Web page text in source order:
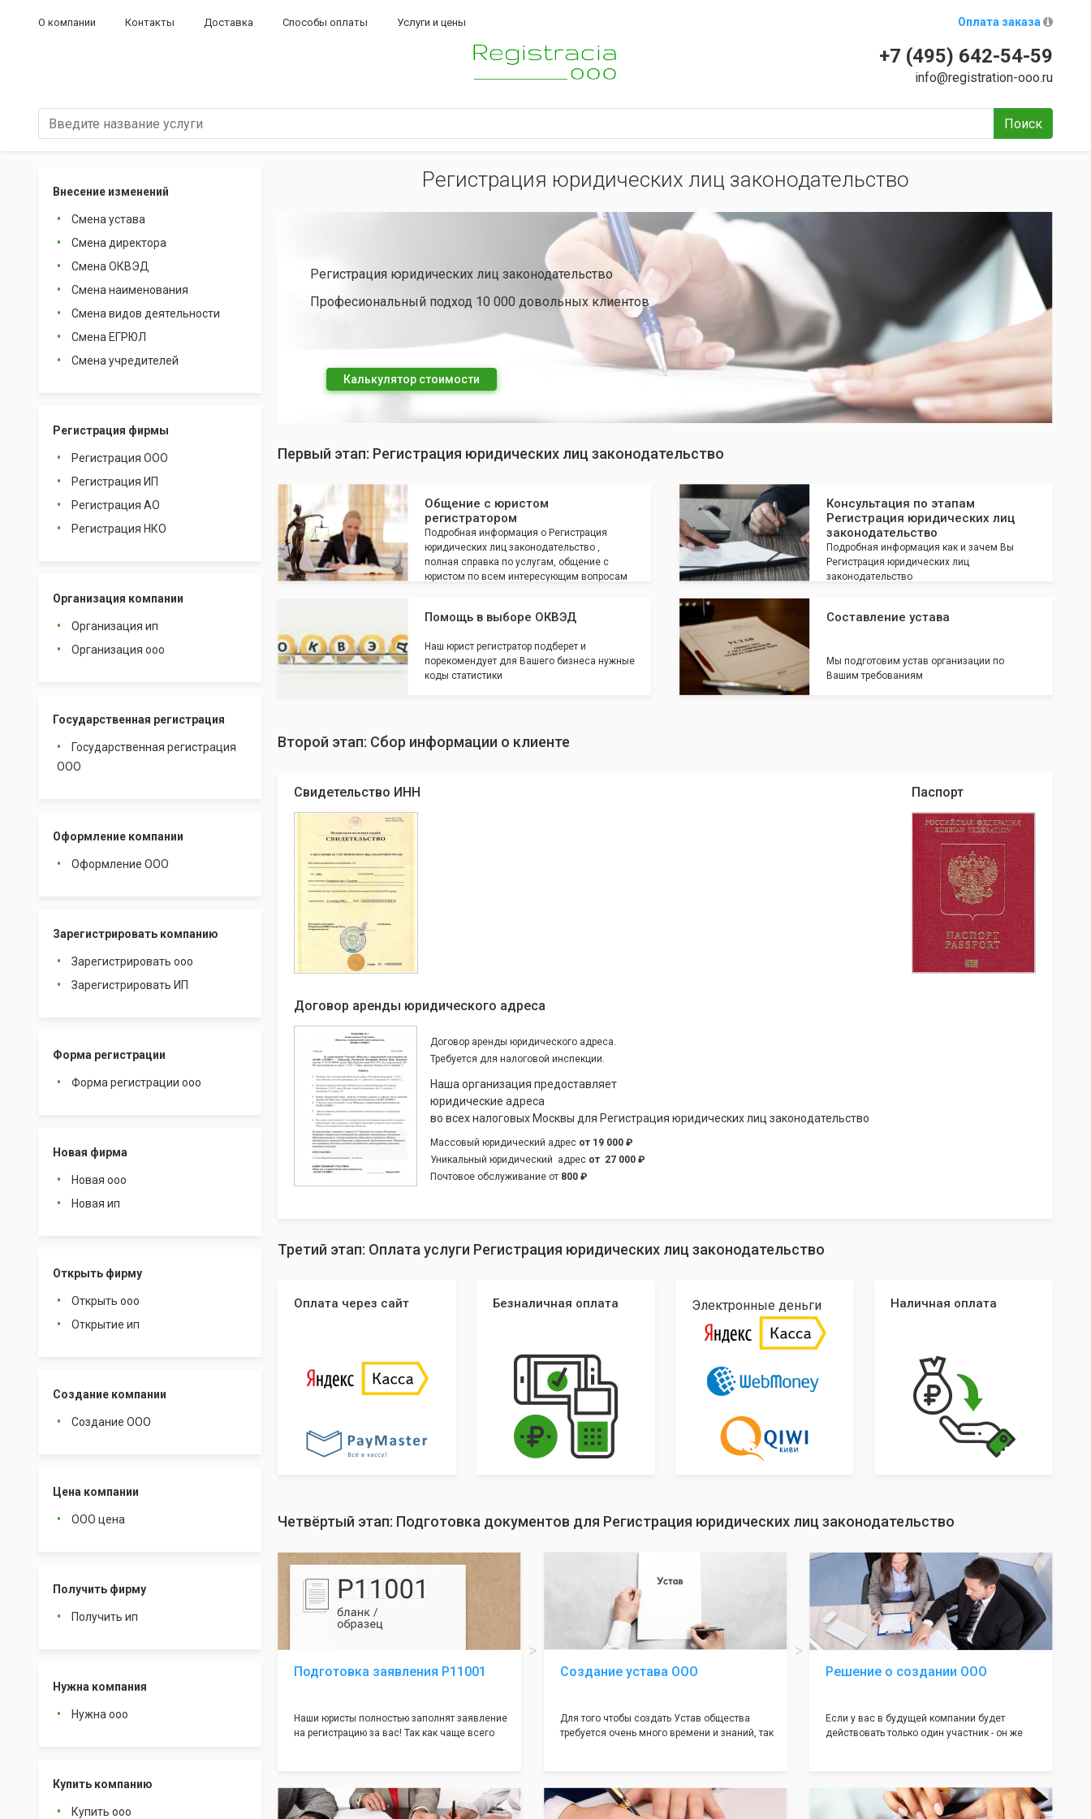
О компании Контакты Доставка Способы оплаты Услуги и цены Оплата заказа
+7 (495) 642-54-59
info@registration-ooo.ru
Поиск
Внесение изменений
Смена устава
Смена директора
Смена ОКВЭД
Смена наименования
Смена видов деятельности
Смена ЕГРЮЛ
Смена учредителей
Регистрация фирмы
Регистрация ООО
Регистрация ИП
Регистрация АО
Регистрация НКО
Организация компании
Организация ип
Организация ооо
Государственная регистрация
Государственная регистрация
ООО
Оформление компании
Оформление ООО
Зарегистрировать компанию
Зарегистрировать ооо
Зарегистрировать ИП
Форма регистрации
Форма регистрации ооо
Новая фирма
Новая ооо
Новая ип
Открыть фирму
Открыть ооо
Открытие ип
Создание компании
Создание ООО
Цена компании
ООО цена
Получить фирму
Получить ип
Нужна компания
Нужна ооо
Купить компанию
Купить ооо
Регистрация юридических лиц законодательство
Регистрация юридических лиц законодательство
Професиональный подход 10 000 довольных клиентов
Калькулятор стоимости
Первый этап: Регистрация юридических лиц законодательство
Общение с юристом
регистратором
Подробная информация о Регистрация
юридических лиц законодательство ,
полная справка по услугам, общение с
юристом по всем интересующим вопросам
Консультация по этапам
Регистрация юридических лиц
законодательство
Подробная информация как и зачем Вы
Регистрация юридических лиц
законодательство
Помощь в выборе ОКВЭД
Наш юрист регистратор подберет и
порекомендует для Вашего бизнеса нужные
коды статистики
Составление устава
Мы подготовим устав организации по
Вашим требованиям
Второй этап: Сбор информации о клиенте
Свидетельство ИНН Паспорт
Договор аренды юридического адреса
Договор аренды юридического адреса.
Требуется для налоговой инспекции.
Наша организация предоставляет
юридические адреса
во всех налоговых Москвы для Регистрация юридических лиц законодательство
Массовый юридический адрес от 19 000 ₽
Уникальный юридический адрес от 27 000 ₽
Почтовое обслуживание от 800 ₽
Третий этап: Оплата услуги Регистрация юридических лиц законодательство
Оплата через сайт Безналичная оплата Электронные деньги Наличная оплата
Четвёртый этап: Подготовка документов для Регистрация юридических лиц законодательство
Подготовка заявления Р11001
Наши юристы полностью заполнят заявление
на регистрацию за вас! Так как чаще всего
большая часть отказов - наши юристы с
многолетним опытом работы возьмут всё
Создание устава ООО
Для того чтобы создать Устав общества
требуется очень много времени и знаний, так
Наша компания предоставит вам свой
уникальный Устав Общества, который
Решение о создании ООО
Если у вас в будущей компании будет
действовать только один участник - он же
грамотно составят данное заявление, а Вам
нужно будет только поставить подпись на